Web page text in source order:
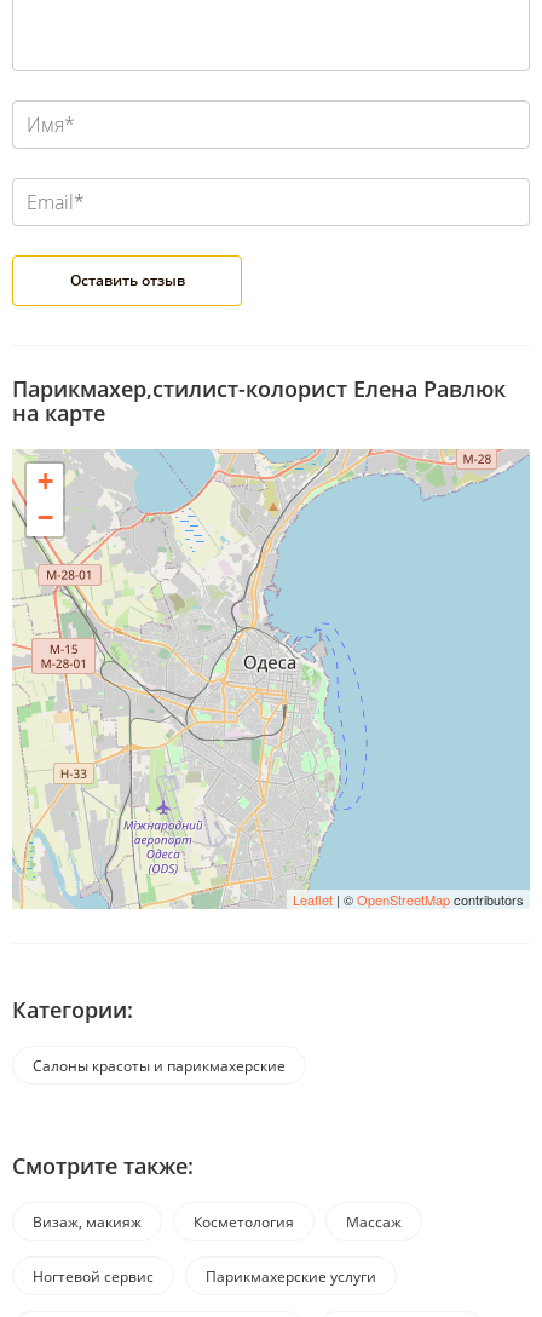
Парикмахер,стилист-колорист Елена Равлюк
на карте
+
−
Leaflet | ©OpenStreetMapcontributors
Категории:
Салоны красоты и парикмахерские
Смотрите также:
Визаж, макияж Косметология Массаж
Ногтевой сервис Парикмахерские услуги